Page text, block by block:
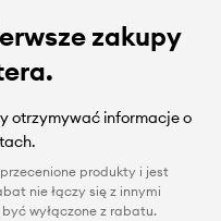
zakupy
otrzymywać informacje o
produkty i jest
nie łączy się z innymi
wyłączone z rabatu.